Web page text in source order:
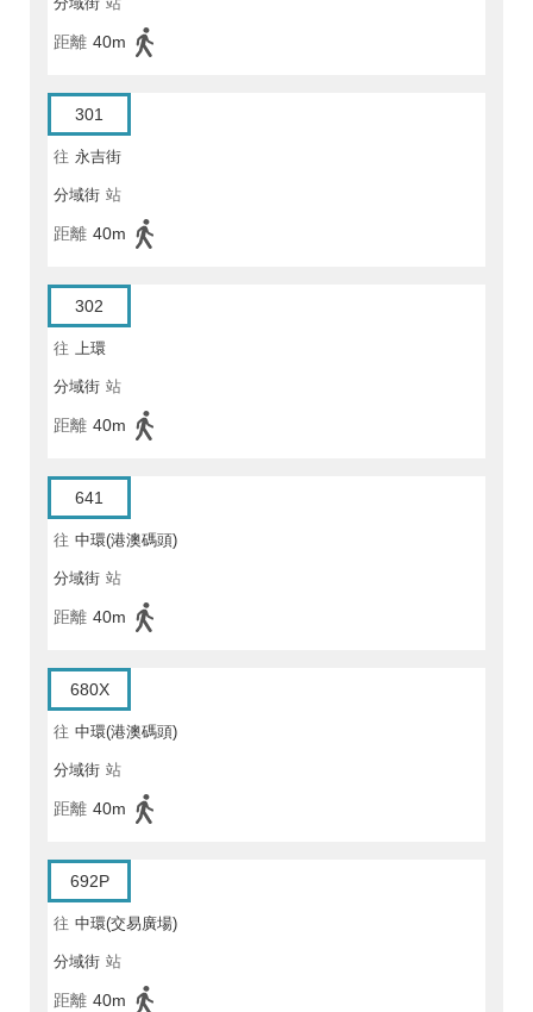
距離 40m
301
往 永吉街
分域街 站
距離 40m
302
往 上環
分域街 站
距離 40m
641
往 中環(港澳碼頭)
分域街 站
距離 40m
680X
往 中環(港澳碼頭)
分域街 站
距離 40m
692P
往 中環(交易廣場)
分域街 站
距離 40m